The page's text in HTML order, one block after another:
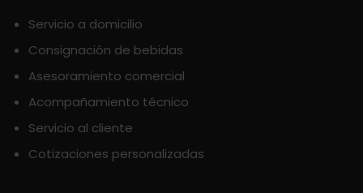
SAZONES
SNACKS
ÚTILES ESCOLARES
ATLANTICO
AVALON
AVERNA
Servicio a domicilio
Consignación de bebidas
Asesoramiento comercial
Acompañamiento técnico
Servicio al cliente
Cotizaciones personalizadas